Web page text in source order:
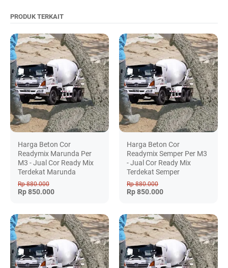
PRODUK TERKAIT
Harga Beton Cor
Readymix Marunda Per
M3 - Jual Cor Ready Mix
Terdekat Marunda
Rp 880.000
Rp 850.000
Harga Beton Cor
Readymix Semper Per M3
- Jual Cor Ready Mix
Terdekat Semper
Rp 880.000
Rp 850.000